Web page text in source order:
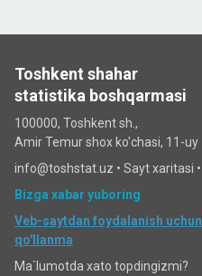
Toshkent shahar
statistika boshqarmasi
100000, Toshkent sh.,
Amir Temur shox ko'chasi, 11-uy
info@toshstat.uz • Sayt xaritasi •
Bizga xabar yuboring
Veb-saytdan foydalanish uchun
qo'llanma
Ma`lumotda xato topdingizmi?